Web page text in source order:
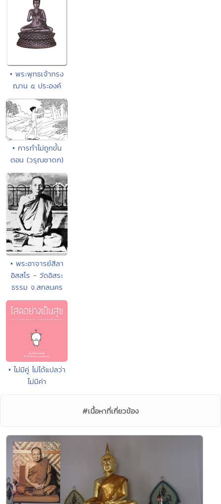
• พระพุทธเจ้าทรง
ฌาน ๕ ประองค์
• การทำไม่ถูกขั้น
ตอน (วรุณชาดก)
• พระอาจารย์สีลา
อิสสโร - วัดอิสระ
ธรรม จ.สกลนคร
• ไม่มีคู่ ไม่ได้แปลว่า
ไม่มีค่า
#เนื้อหาที่เกี่ยวข้อง